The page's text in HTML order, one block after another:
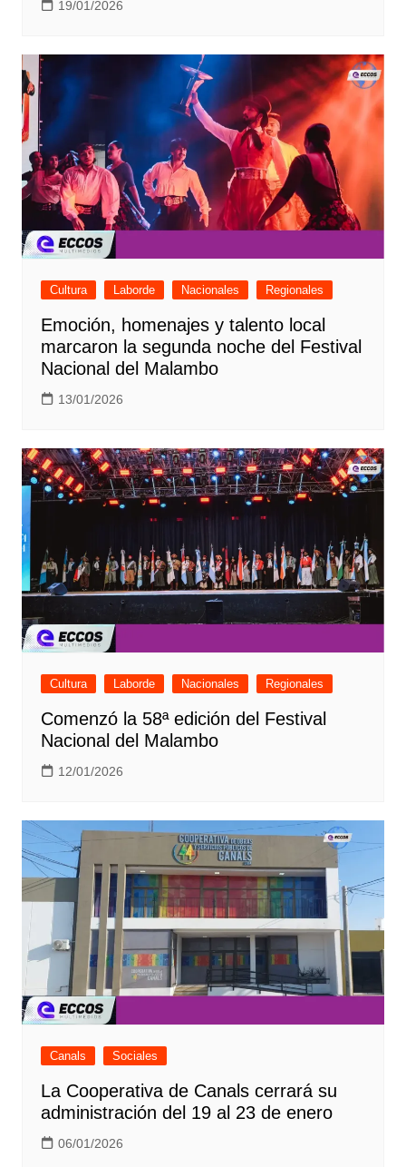
19/01/2026
Cultura Laborde Nacionales Regionales
Emoción, homenajes y talento local
marcaron la segunda noche del Festival
Nacional del Malambo
13/01/2026
Cultura Laborde Nacionales Regionales
Comenzó la 58ª edición del Festival
Nacional del Malambo
12/01/2026
Canals Sociales
La Cooperativa de Canals cerrará su
administración del 19 al 23 de enero
06/01/2026